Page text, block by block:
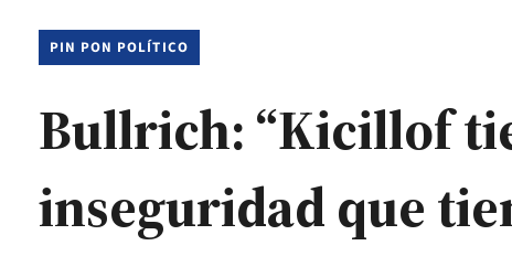
PIN PON POLÍTICO
Bullrich: “Kicillof
inseguridad que